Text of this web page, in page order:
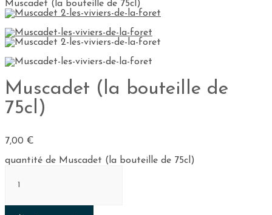
Muscadet (la bouteille de 75cl)
Muscadet (la bouteille de
75cl)
7,00 €
quantité de Muscadet (la bouteille de 75cl)